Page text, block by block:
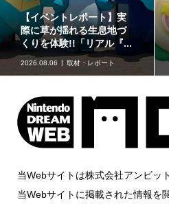
【イベントレポート】実
際に草が揺れる生息地づ
くりを体験!!「リアル『...
2026.08.06 取材・レポート
当Webサイトは株式会社アンビッ
当Webサイトに掲載された情報を